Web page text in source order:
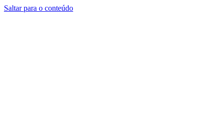
Saltar para o conteúdo